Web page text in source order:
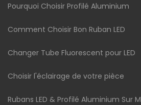
Pourquoi Choisir Profilé Aluminium
Comment Choisir Bon Ruban LED
Changer Tube Fluorescent pour LED
Choisir l'éclairage de votre pièce
Rubans LED & Profilé Aluminium Sur